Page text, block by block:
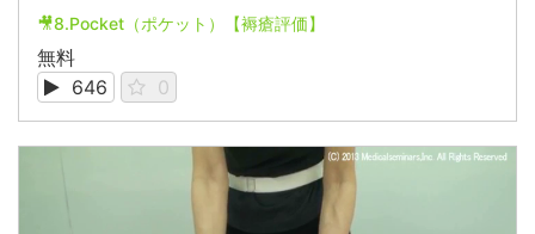
🎥8.Pocket（ポケット）【褥瘡評価】
無料
646
0